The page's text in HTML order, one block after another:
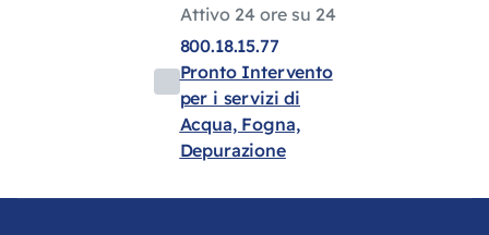
Attivo 24 ore su 24
800.18.15.77
Pronto Intervento
per i servizi di
Acqua, Fogna,
Depurazione